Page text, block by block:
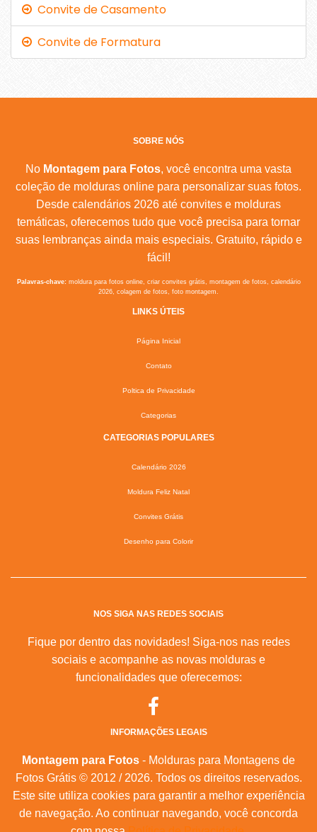
Convite de Casamento
Convite de Formatura
SOBRE NÓS
No Montagem para Fotos, você encontra uma vasta
coleção de molduras online para personalizar suas fotos.
Desde calendários 2026 até convites e molduras
temáticas, oferecemos tudo que você precisa para tornar
suas lembranças ainda mais especiais. Gratuito, rápido e
fácil!
Palavras-chave:moldura para fotos online, criar convites grátis, montagem de fotos, calendário
2026, colagem de fotos, foto montagem.
LINKS ÚTEIS
Página Inicial
Contato
Poltica de Privacidade
Categorias
CATEGORIAS POPULARES
Calendário 2026
Moldura Feliz Natal
Convites Grátis
Desenho para Colorir
NOS SIGA NAS REDES SOCIAIS
Fique por dentro das novidades! Siga-nos nas redes
sociais e acompanhe as novas molduras e
funcionalidades que oferecemos:
INFORMAÇÕES LEGAIS
Montagem para Fotos - Molduras para Montagens de
Fotos Grátis © 2012 / 2026. Todos os direitos reservados.
Este site utiliza cookies para garantir a melhor experiência
de navegação. Ao continuar navegando, você concorda